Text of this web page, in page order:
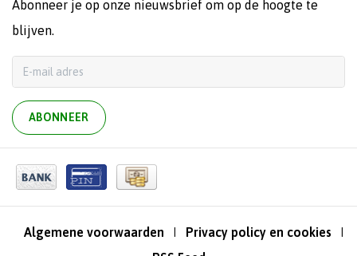
Abonneer je op onze nieuwsbrief om op de hoogte te
blijven.
ABONNEER
Algemene voorwaarden Privacy policy en cookies